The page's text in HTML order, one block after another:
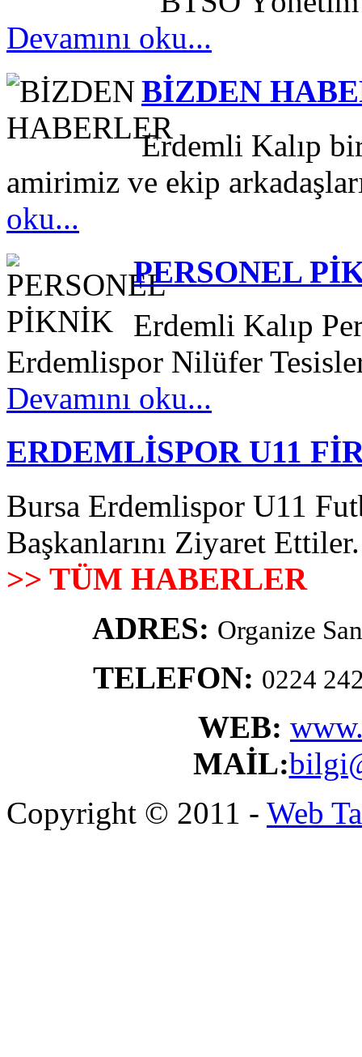
Devamını oku...
BİZDEN
Erdemli Kalıp
amirimiz ve ekip
oku...
PERSONEL
Erdemli Kalıp
Erdemlispor Nilüfer
Devamını oku...
ERDEMLİSPOR U11
Bursa Erdemlispor U11
Başkanlarını Ziyaret
>> TÜM HABERLER
ADRES: Organize
TELEFON: 0224
WEB:
MAİL:
Copyright © 2011 - Web